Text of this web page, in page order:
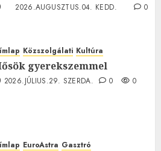
2026.AUGUSZTUS.04. KEDD.
0
Közszolgálati Kultúra
gyerekszemmel
2026.JÚLIUS.29. SZERDA. 0 0
EuroAstra Gasztró